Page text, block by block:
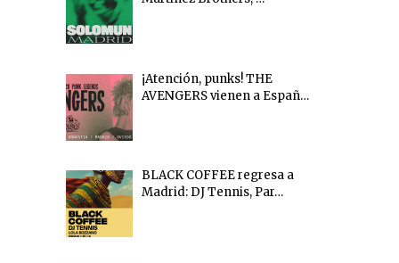
¡Atención, punks! THE
AVENGERS vienen a Españ…
BLACK COFFEE regresa a
Madrid: DJ Tennis, Par…